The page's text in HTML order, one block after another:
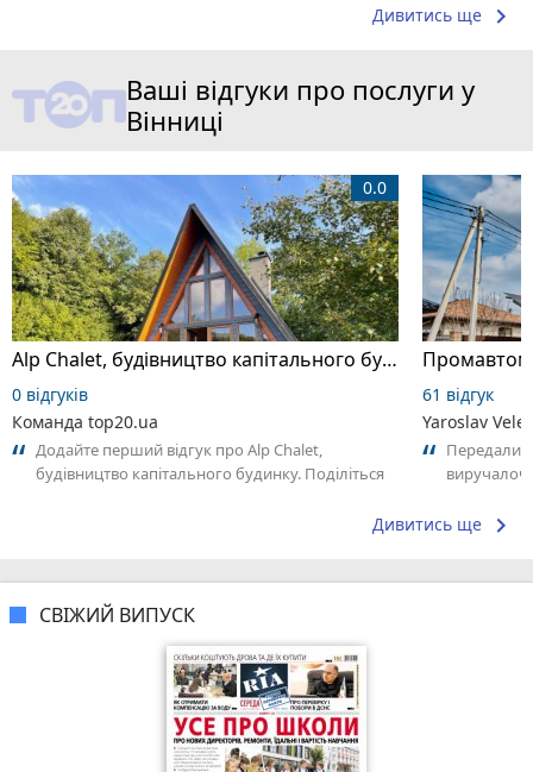
Дивитись ще keyboard_arrow_right
Ваші відгуки про послуги у
Вінниці
Alp Chalet, будівництво капітального будинку
0.0
0 відгуків
Команда top20.ua
Додайте перший відгук про Alp Chalet,
будівництво капітального будинку. Поділіться
61 відгук
Yaroslav
Передали
Дивитись ще keyboard_arrow_right
СВІЖИЙ ВИПУСК